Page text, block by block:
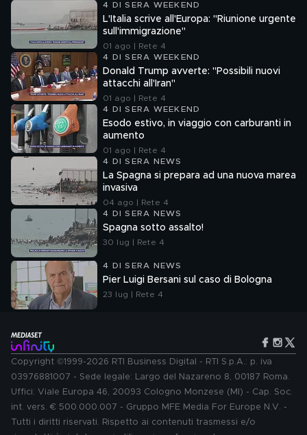
4 DI SERA WEEKEND
L'Italia scrive all'Europa: "Riunione urgente
sull'immigrazione"
01 ago | Rete 4
4 DI SERA WEEKEND
Donald Trump avverte: "Possibili nuovi
attacchi all'Iran"
01 ago | Rete 4
4 DI SERA WEEKEND
Esodo estivo, in viaggio con carburanti in
aumento
01 ago | Rete 4
4 DI SERA NEWS
La Spagna si prepara ad una nuova marea
invasiva
04 ago | Rete 4
4 DI SERA NEWS
Spagna sotto assalto!
30 lug | Rete 4
4 DI SERA NEWS
Pier Luigi Bersani sul caso di Bologna
23 lug | Rete 4
Copyright ©1999-2026 RTI Business Digital - RTI S.p.A.: p. iva
03976881007 - Sede legale: Largo del Nazareno 8, 00187 Roma.
Uffici: Viale Europa 46, 20093 Cologno Monzese (MI) - Cap. Soc.
int. vers. € 500.000.007 - Gruppo MFE Media For Europe N.V. -
Tutti i diritti riservati. Rispetto ai contenuti trasmessi e/o